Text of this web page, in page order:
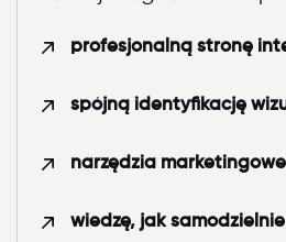
profesjonalną stronę
spójną identyfikację
narzędzia
wiedzę, jak